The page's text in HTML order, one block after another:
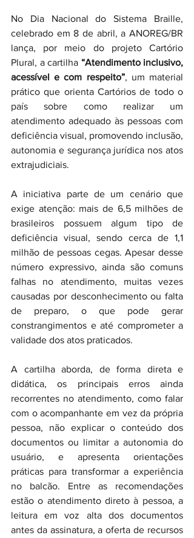
No Dia Nacional do Sistema Braille,
celebrado em 8 de abril, a ANOREG/BR
lança, por meio do projeto Cartório
Plural, a cartilha “Atendimento inclusivo,
acessível e com respeito”, um material
prático que orienta Cartórios de todo o
país sobre como realizar um
atendimento adequado às pessoas com
deficiência visual, promovendo inclusão,
autonomia e segurança jurídica nos atos
extrajudiciais.
A iniciativa parte de um cenário que
exige atenção: mais de 6,5 milhões de
brasileiros possuem algum tipo de
deficiência visual, sendo cerca de 1,1
milhão de pessoas cegas. Apesar desse
número expressivo, ainda são comuns
falhas no atendimento, muitas vezes
causadas por desconhecimento ou falta
de preparo, o que pode gerar
constrangimentos e até comprometer a
validade dos atos praticados.
A cartilha aborda, de forma direta e
didática, os principais erros ainda
recorrentes no atendimento, como falar
com o acompanhante em vez da própria
pessoa, não explicar o conteúdo dos
documentos ou limitar a autonomia do
usuário, e apresenta orientações
práticas para transformar a experiência
no balcão. Entre as recomendações
estão o atendimento direto à pessoa, a
leitura em voz alta dos documentos
antes da assinatura, a oferta de recursos